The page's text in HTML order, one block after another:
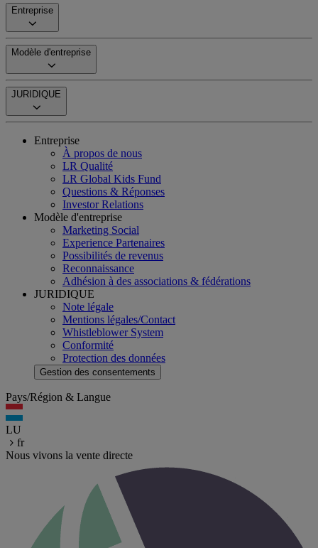
Entreprise
Modèle d'entreprise
JURIDIQUE
Entreprise
À propos de nous
LR Qualité
LR Global Kids Fund
Questions & Réponses
Investor Relations
Modèle d'entreprise
Marketing Social
Experience Partenaires
Possibilités de revenus
Reconnaissance
Adhésion à des associations & fédérations
JURIDIQUE
Note légale
Mentions légales/Contact
Whistleblower System
Conformité
Protection des données
Gestion des consentements
Pays/Région & Langue
LU
fr
Nous vivons la vente directe